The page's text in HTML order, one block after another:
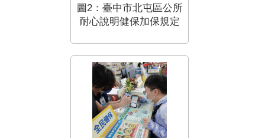
圖2：臺中市北屯區公所
耐心說明健保加保規定